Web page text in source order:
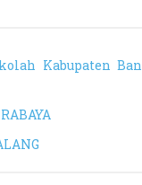
Kabupaten